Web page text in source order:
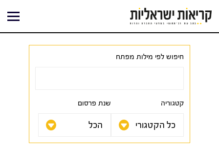
לתוכן
חיפוש לפי מילות מפתח
קטגוריה שנת פרסום